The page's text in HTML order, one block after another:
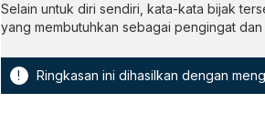
Selain untuk diri sendiri, kata-kata bijak
yang membutuhkan sebagai pengingat dan
! Ringkasan ini dihasilkan dengan